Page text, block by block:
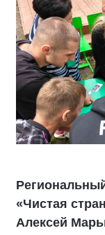
«Чистая
Алексей